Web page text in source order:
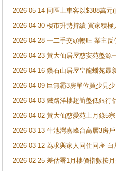
2026-05-14 同區上車客以$388萬
2026-04-30 樓市升勢持續 買家積
2026-04-28 一二手交頭暢旺 業主
2026-04-23 黃大仙居屋慈安苑盤源
2026-04-16 鑽石山居屋皇龍蟠苑最
2026-04-09 巨無霸3房單位買少見
2026-04-03 鐵路洋樓超筍盤低銀行
2026-04-02 黃大仙慈愛苑上月錄5
2026-03-13 牛池灣嘉峰台高層3房
2026-03-12 為求與家人同住同座
2026-02-25 差估署1月樓價指數按